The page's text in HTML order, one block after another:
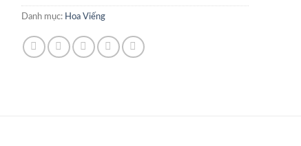
Danh mục: Hoa Viếng